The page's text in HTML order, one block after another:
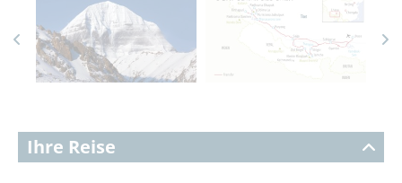
Ihre Reise